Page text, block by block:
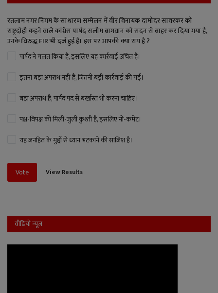
रतलाम नगर निगम के साधारण सम्मेलन में वीर विनायक दामोदर सावरकर को
राष्ट्रदोही कहने वाले कांग्रेस पार्षद सलीम बागवान को सदन से बाहर कर दिया गया है,
उनके विरुद्ध FIR भी दर्ज हुई है। इस पर आपकी क्या राय है ?
पार्षद ने गलत किया है, इसलिए यह कार्रवाई उचित है।
इतना बड़ा अपराध नहीं है, जितनी बड़ी कार्रवाई की गई।
बड़ा अपराध है, पार्षद पद से बर्खास्त भी करना चाहिए।
पक्ष-विपक्ष की मिली-जुली कुश्ती है, इसलिए नो-कमेंट।
यह जनहित के मुद्दों से ध्यान भटकाने की साजिश है।
Vote View Results
वीडियो न्यूज